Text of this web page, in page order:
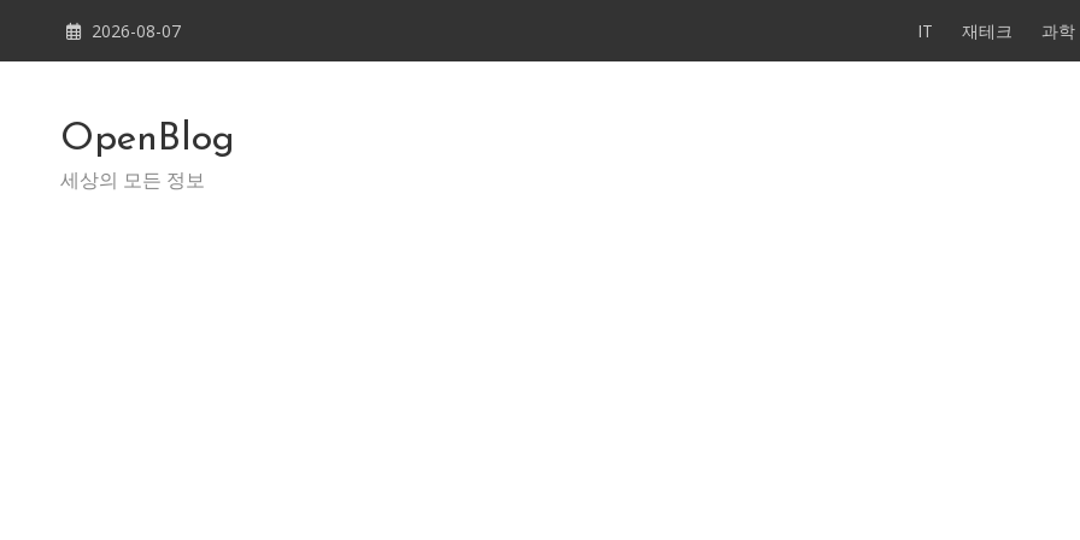
2026-08-07 IT 재테크 과학
OpenBlog
세상의 모든 정보